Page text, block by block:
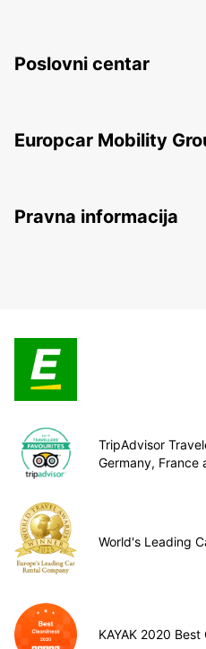
Poslovni centar
Europcar Mobility
Pravna informacija
TripAdvisor
Germany, France
World's Leading
KAYAK 2020 Best